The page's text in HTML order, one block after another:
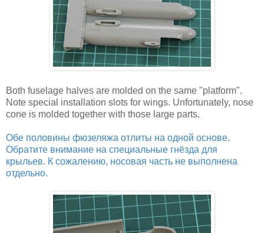
Both fuselage halves are molded on the same "platform".
Note special installation slots for wings. Unfortunately, nose
cone is molded together with those large parts.
Обе половины фюзеляжа отлиты на одной основе.
Обратите внимание на специальные гнёзда для
крыльев. К сожалению, носовая часть не выполнена
отдельно.